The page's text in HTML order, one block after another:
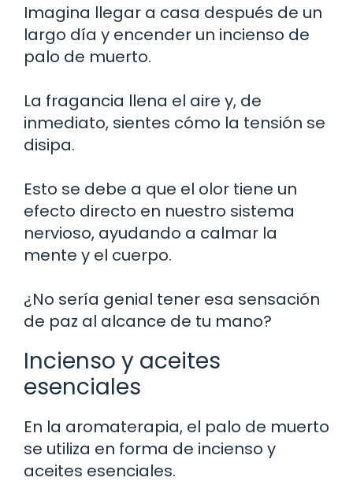
Imagina llegar a casa después de un
largo día y encender un incienso de
palo de muerto.
La fragancia llena el aire y, de
inmediato, sientes cómo la tensión se
disipa.
Esto se debe a que el olor tiene un
efecto directo en nuestro sistema
nervioso, ayudando a calmar la
mente y el cuerpo.
¿No sería genial tener esa sensación
de paz al alcance de tu mano?
Incienso y aceites
esenciales
En la aromaterapia, el palo de muerto
se utiliza en forma de incienso y
aceites esenciales.